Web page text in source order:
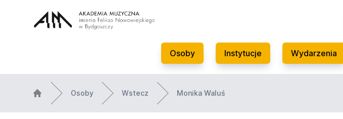
Osoby Instytucje Wydarzenia
Osoby Wstecz Monika Waluś